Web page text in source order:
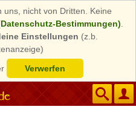
uns, nicht von Dritten. Keine
Bestimmungen)
Einstellungen (z.b.
Verwerfen